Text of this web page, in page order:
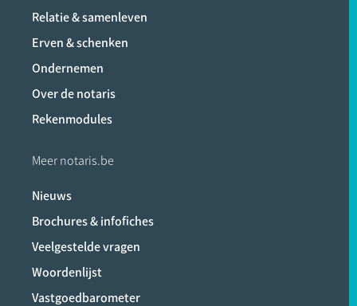
Relatie & samenleven
Erven & schenken
Ondernemen
Over de notaris
Rekenmodules
Meer notaris.be
Nieuws
Brochures & infofiches
Veelgestelde vragen
Woordenlijst
Vastgoedbarometer